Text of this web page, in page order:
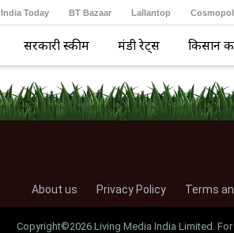
India Today BT Bazaar Lallantop
सरकारी स्कीम मंडी रेट्स किसान
About us Privacy Policy Terms
Copyright©2026 Living Media India Limited.